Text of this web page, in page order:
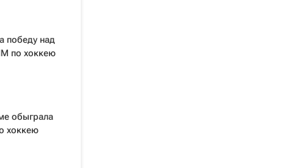
победу над
по хоккею
обыграла
хоккею